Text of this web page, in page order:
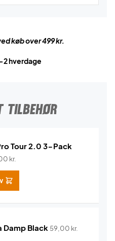
køb over 499 kr.
2 hverdage
TILBEHØR
Tour 2.0 3-Pack
kr.
Damp Black 59,00 kr.